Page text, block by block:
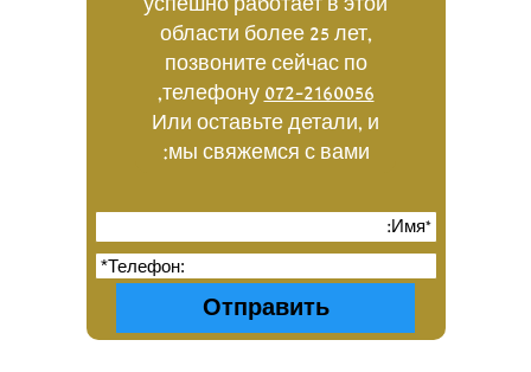
области более 25 лет,
позвоните сейчас по
телефону 072-2160056
,
Или оставьте детали, и
мы свяжемся с вами: